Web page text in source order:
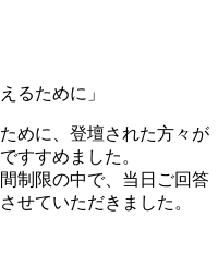
るために」
めに、登壇された方々が
すすめました。
制限の中で、当日ご回答
せていただきました。